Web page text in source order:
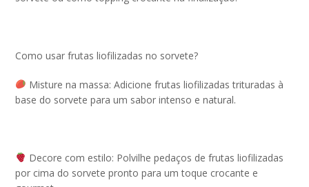
Como usar frutas liofilizadas no sorvete?
Misture na massa: Adicione frutas liofilizadas trituradas à
base do sorvete para um sabor intenso e natural.
Decore com estilo: Polvilhe pedaços de frutas liofilizadas
por cima do sorvete pronto para um toque crocante e